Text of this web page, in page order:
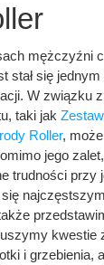
mężczyźni
stał się
W związku
taki jak
Roller,
jego
trudności przy
kwestie
i grzebienia,